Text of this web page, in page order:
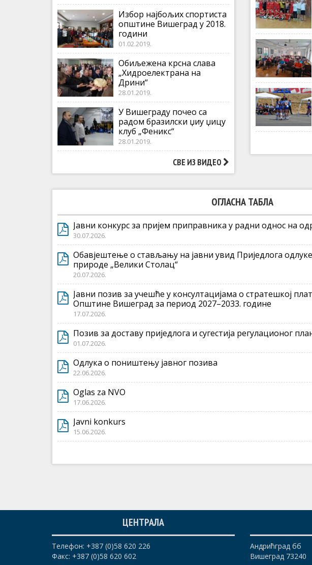
Избор најбољих спортиста
општине Вишеград у 2018.
години
01.02.2019.
Обиљежена крсна слава
„Хидроелектрана на
Дрини“
28.01.2019.
У Вишеграду почео са
радом бразилски џиу џицу
клуб „Феникс“
28.01.2019.
СВЕ ИЗ ВИДЕО
ОГЛАСНА ТАБЛА
Јавни конкурс за пријем приправника у радни однос на
30.07.2026.
Обавјештење о стављању на јавни увид Приједлога
природе „Велики Столац“
20.07.2026.
Јавни позив за учешће у консултацијама о стратешкој
Општине Вишеград за период 2027–2033. године
17.07.2026.
Позив за доставу приједлога и сугестија регулационог
01.07.2026.
Одлука о поништењу јавног позива
22.06.2026.
Oglas za NVO
17.06.2026.
Javni konkurs
15.06.2026.
ЦЕНТРАЛА
Телефон: +387 (0)58 620 226
Факс: +387 (0)58 620 602
Андрићград бб
Вишеград 73240